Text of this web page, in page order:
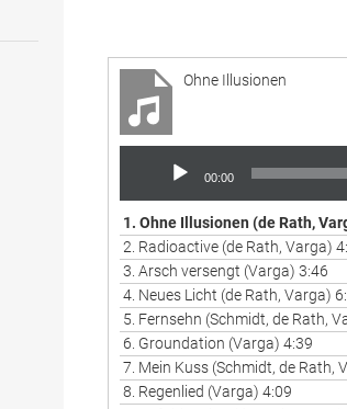
Ohne Illusionen
00:00
1. Ohne Illusionen (de Rath,
2. Radioactive (de Rath, Varga)
3. Arsch versengt (Varga) 3:46
4. Neues Licht (de Rath, Varga)
5. Fernsehn (Schmidt, de Rath,
6. Groundation (Varga) 4:39
7. Mein Kuss (Schmidt, de Rath,
8. Regenlied (Varga) 4:09